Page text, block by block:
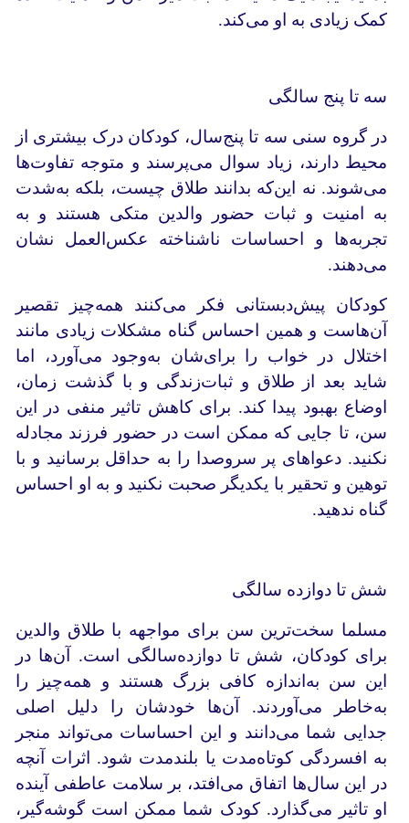
کمک زیادی به او می‌کند.
سه تا پنج سالگی
در گروه سنی سه تا پنج‌سال، کودکان درک بیشتری از
محیط دارند، زیاد سوال می‌پرسند و متوجه تفاوت‌ها
می‌شوند. نه این‌که بدانند طلاق چیست، بلکه به‌شدت
به امنیت و ثبات حضور والدین‌ متکی هستند و به
تجربه‌ها و احساسات ناشناخته عکس‌العمل نشان
می‌دهند.
کودکان پیش‌دبستانی فکر می‌کنند همه‌چیز تقصیر
آن‌هاست و همین احساس گناه مشکلات زیادی مانند
اختلال در خواب را برای‌شان به‌وجود می‌آورد، اما
شاید بعد از طلاق و ثبات‌زندگی و با گذشت زمان،
اوضاع بهبود پیدا کند. برای کاهش تاثیر منفی در این
سن، تا جایی که ممکن است در حضور فرزند مجادله
نکنید. دعواهای پر سروصدا را به حداقل برسانید و با
توهین و تحقیر با یکدیگر صحبت نکنید و به او احساس
گناه ندهید.
شش تا دوازده سالگی
مسلما سخت‌ترین سن برای مواجهه با طلاق والدین
برای کودکان، شش تا دوازده‌سالگی است. آن‌ها در
این سن به‌اندازه کافی بزرگ هستند و همه‌چیز را
به‌خاطر می‌آوردند. آن‌ها خودشان را دلیل اصلی
جدایی شما می‌دانند و این احساسات می‌تواند منجر
به افسردگی کوتاه‌مدت یا بلندمدت شود. اثرات آنچه
در این سال‌ها اتفاق می‌افتد، بر سلامت عاطفی آینده
او تاثیر می‌گذارد. کودک شما ممکن است گوشه‌گیر،